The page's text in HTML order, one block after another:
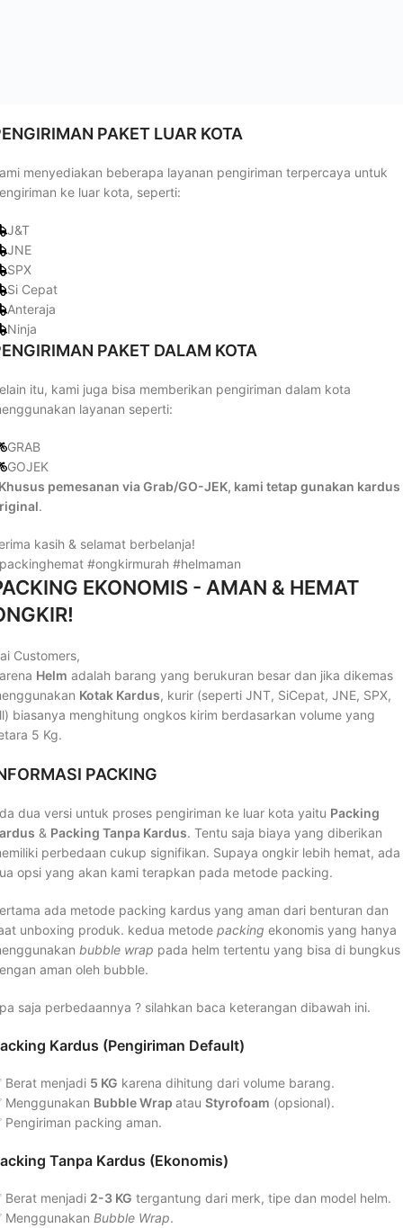
PAKET LUAR KOTA
menyediakan beberapa layanan pengiriman terpercaya untuk
ke luar kota, seperti:
J&T
JNE
SPX
Si Cepat
Anteraja
Ninja
PAKET DALAM KOTA
itu, kami juga bisa memberikan pengiriman dalam kota
layanan seperti:
GRAB
GOJEK
pemesanan via Grab/GO-JEK, kami tetap gunakan kardus
.
kasih & selamat berbelanja!
#ongkirmurah #helmaman
EKONOMIS - AMAN & HEMAT
Customers,
Helm adalah barang yang berukuran besar dan jika dikemas
Kotak Kardus, kurir (seperti JNT, SiCepat, JNE, SPX,
biasanya menghitung ongkos kirim berdasarkan volume yang
5 Kg.
PACKING
dua versi untuk proses pengiriman ke luar kota yaitu Packing
& Packing Tanpa Kardus. Tentu saja biaya yang diberikan
perbedaan cukup signifikan. Supaya ongkir lebih hemat, ada
opsi yang akan kami terapkan pada metode packing.
ada metode packing kardus yang aman dari benturan dan
unboxing produk. kedua metode packing ekonomis yang hanya
bubble wrap pada helm tertentu yang bisa di bungkus
aman oleh bubble.
saja perbedaannya ? silahkan baca keterangan dibawah ini.
Kardus (Pengiriman Default)
Berat menjadi 5 KG karena dihitung dari volume barang.
Menggunakan Bubble Wrap atau Styrofoam (opsional).
Pengiriman packing aman.
Tanpa Kardus (Ekonomis)
Berat menjadi 2-3 KG tergantung dari merk, tipe dan model helm.
Menggunakan Bubble Wrap.